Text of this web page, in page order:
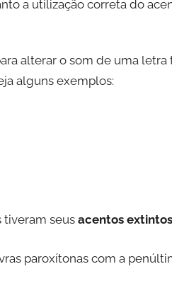
a utilização correta do
alterar o som de uma
alguns exemplos:
tiveram seus acentos extintos
paroxítonas com a